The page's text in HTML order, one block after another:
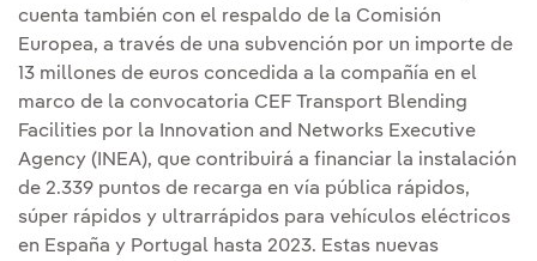
cuenta también con el respaldo de la Comisión
Europea, a través de una subvención por un importe de
13 millones de euros concedida a la compañía en el
marco de la convocatoria CEF Transport Blending
Facilities por la Innovation and Networks Executive
Agency (INEA), que contribuirá a financiar la instalación
de 2.339 puntos de recarga en vía pública rápidos,
súper rápidos y ultrarrápidos para vehículos eléctricos
en España y Portugal hasta 2023. Estas nuevas